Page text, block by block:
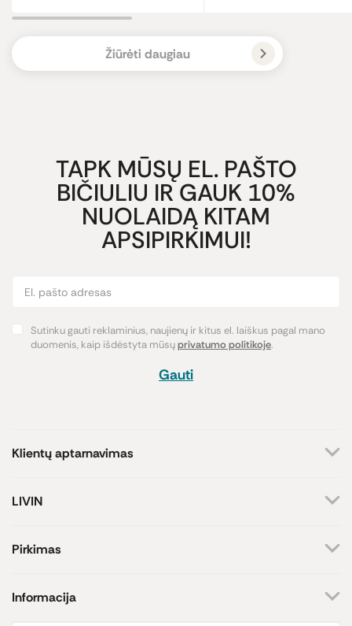
Žiūrėti daugiau
TAPK MŪSŲ EL. PAŠTO
BIČIULIU IR GAUK 10%
NUOLAIDĄ KITAM
APSIPIRKIMUI!
Sutinku gauti reklaminius, naujienų ir kitus el. laiškus pagal mano
duomenis, kaip išdėstyta mūsųprivatumo politikoje.
Gauti
Klientų aptarnavimas
Atsakome darbo dienomis
LIVIN
Kontaktai
Prekių ženklai
Pirkimas
Pristatymas
Informacija